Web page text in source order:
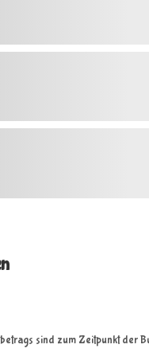
sind zum Zeitpunkt der